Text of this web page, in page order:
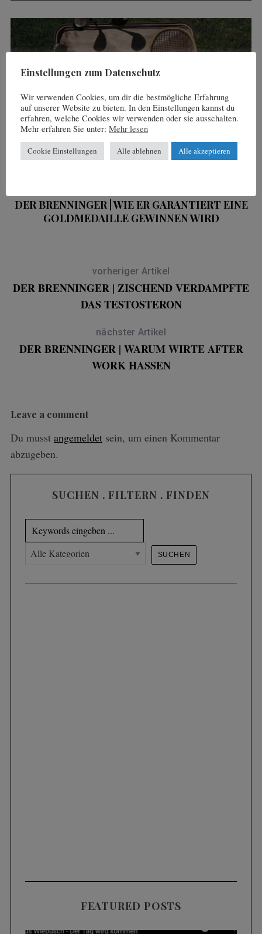
DER BRENNINGER | WIE ER GARANTIERT EINE
GOLDMEDAILLE GEWINNEN WIRD
vorheriger Artikel
DER BRENNINGER | ZISCHEND VERDAMPFTE
DAS TESTOSTERON
nächster Artikel
DER BRENNINGER | WARUM WIRTE AFTER
WORK HASSEN
Leave a comment
Du musst angemeldetsein, um einen Kommentar
abzugeben.
SUCHEN . FILTERN . FINDEN
FEATURED POSTS
Einstellungen zum Datenschutz
Wir verwenden Cookies, um dir die bestmögliche Erfahrung
auf unserer Website zu bieten. In den Einstellungen kannst du
erfahren, welche Cookies wir verwenden oder sie ausschalten.
Mehr erfahren Sie unter: Mehr lesen
Cookie Einstellungen Alle ablehnen Alle akzeptieren